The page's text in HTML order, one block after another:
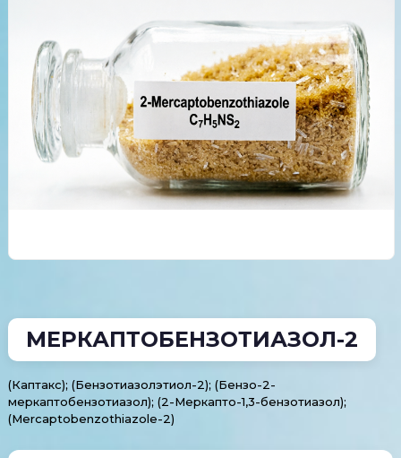
МЕРКАПТОБЕНЗОТИАЗОЛ-2
(Каптакс); (Бензотиазолэтиол-2); (Бензо-2-
меркаптобензотиазол); (2-Меркапто-1,3-бензотиазол);
(Mercaptobenzothiazole-2)